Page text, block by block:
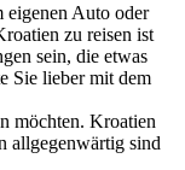
eigenen Auto oder
zu reisen ist
sein, die etwas
Sie lieber mit dem
möchten. Kroatien
allgegenwärtig sind